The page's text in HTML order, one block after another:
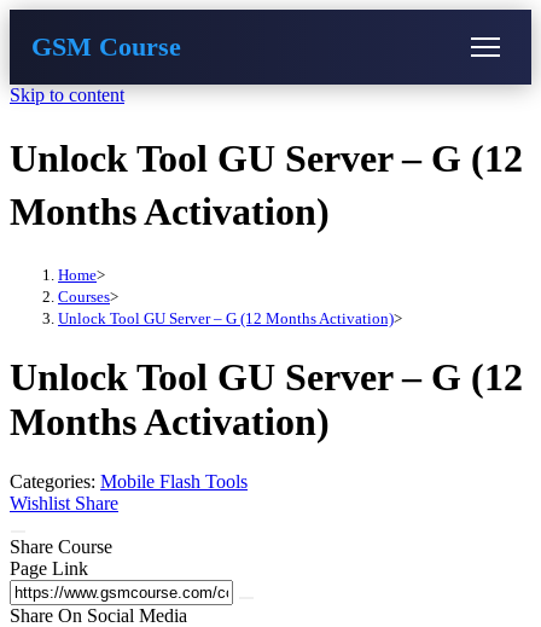
GSM Course
Instructor Registration
Skip to content
Unlock Tool GU Server – G (12
Months Activation)
Home>
Courses>
Unlock Tool GU Server – G (12 Months Activation)>
Unlock Tool GU Server – G (12
Months Activation)
Categories: Mobile Flash Tools
Wishlist Share
Share Course
Page Link
Share On Social Media